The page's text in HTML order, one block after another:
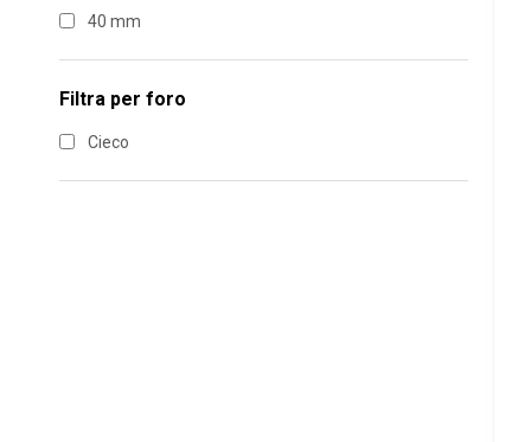
Supernichel Lucido
Supernichel Satinato
40 mm
Filtra per foro
Cieco